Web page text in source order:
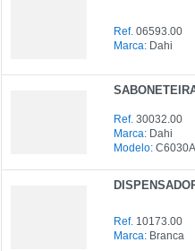
Ref. 06593.00
Marca: Dahi
Ref. 30032.00
Marca: Dahi
Modelo:
Ref. 10173.00
Marca: Branca